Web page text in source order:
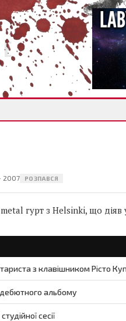
2007 РОЗПАВСЯ
гурт з Helsinki, що діяв
з клавішником Рісто
альбому
сесії